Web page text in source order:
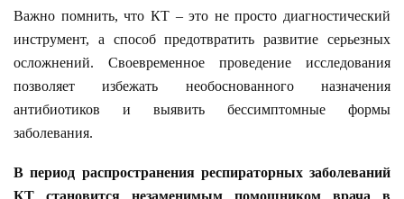
Важно помнить, что КТ – это не просто диагностический
инструмент, а способ предотвратить развитие серьезных
осложнений. Своевременное проведение исследования
позволяет избежать необоснованного назначения
антибиотиков и выявить бессимптомные формы
заболевания.
В период распространения респираторных заболеваний
КТ становится незаменимым помощником врача в